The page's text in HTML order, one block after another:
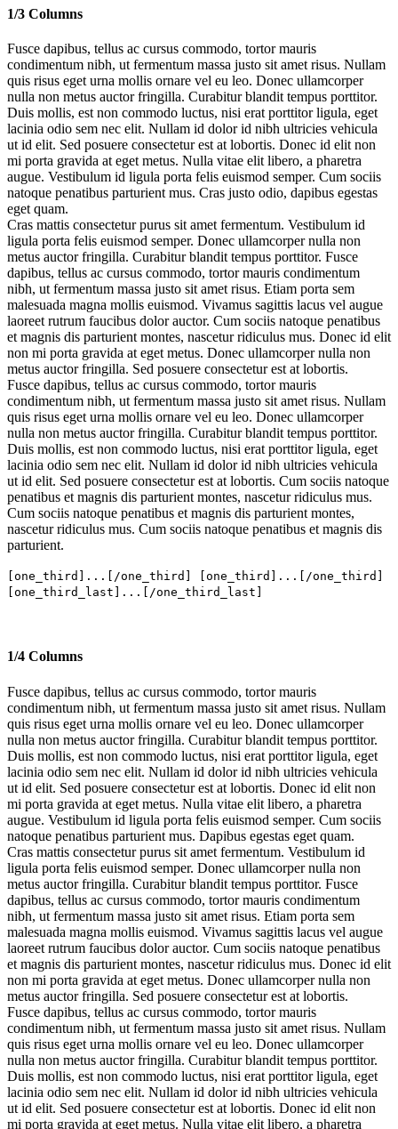
1/3 Columns
Fusce dapibus, tellus ac cursus commodo, tortor mauris
condimentum nibh, ut fermentum massa justo sit amet risus. Nullam
quis risus eget urna mollis ornare vel eu leo. Donec ullamcorper
nulla non metus auctor fringilla. Curabitur blandit tempus porttitor.
Duis mollis, est non commodo luctus, nisi erat porttitor ligula, eget
lacinia odio sem nec elit. Nullam id dolor id nibh ultricies vehicula
ut id elit. Sed posuere consectetur est at lobortis. Donec id elit non
mi porta gravida at eget metus. Nulla vitae elit libero, a pharetra
augue. Vestibulum id ligula porta felis euismod semper. Cum sociis
natoque penatibus parturient mus. Cras justo odio, dapibus egestas
eget quam.
Cras mattis consectetur purus sit amet fermentum. Vestibulum id
ligula porta felis euismod semper. Donec ullamcorper nulla non
metus auctor fringilla. Curabitur blandit tempus porttitor. Fusce
dapibus, tellus ac cursus commodo, tortor mauris condimentum
nibh, ut fermentum massa justo sit amet risus. Etiam porta sem
malesuada magna mollis euismod. Vivamus sagittis lacus vel augue
laoreet rutrum faucibus dolor auctor. Cum sociis natoque penatibus
et magnis dis parturient montes, nascetur ridiculus mus. Donec id elit
non mi porta gravida at eget metus. Donec ullamcorper nulla non
metus auctor fringilla. Sed posuere consectetur est at lobortis.
Fusce dapibus, tellus ac cursus commodo, tortor mauris
condimentum nibh, ut fermentum massa justo sit amet risus. Nullam
quis risus eget urna mollis ornare vel eu leo. Donec ullamcorper
nulla non metus auctor fringilla. Curabitur blandit tempus porttitor.
Duis mollis, est non commodo luctus, nisi erat porttitor ligula, eget
lacinia odio sem nec elit. Nullam id dolor id nibh ultricies vehicula
ut id elit. Sed posuere consectetur est at lobortis. Cum sociis natoque
penatibus et magnis dis parturient montes, nascetur ridiculus mus.
Cum sociis natoque penatibus et magnis dis parturient montes,
nascetur ridiculus mus. Cum sociis natoque penatibus et magnis dis
parturient.
[one_third]...[/one_third] [one_third]...[/one_third]
[one_third_last]...[/one_third_last]
1/4 Columns
Fusce dapibus, tellus ac cursus commodo, tortor mauris
condimentum nibh, ut fermentum massa justo sit amet risus. Nullam
quis risus eget urna mollis ornare vel eu leo. Donec ullamcorper
nulla non metus auctor fringilla. Curabitur blandit tempus porttitor.
Duis mollis, est non commodo luctus, nisi erat porttitor ligula, eget
lacinia odio sem nec elit. Nullam id dolor id nibh ultricies vehicula
ut id elit. Sed posuere consectetur est at lobortis. Donec id elit non
mi porta gravida at eget metus. Nulla vitae elit libero, a pharetra
augue. Vestibulum id ligula porta felis euismod semper. Cum sociis
natoque penatibus parturient mus. Dapibus egestas eget quam.
Cras mattis consectetur purus sit amet fermentum. Vestibulum id
ligula porta felis euismod semper. Donec ullamcorper nulla non
metus auctor fringilla. Curabitur blandit tempus porttitor. Fusce
dapibus, tellus ac cursus commodo, tortor mauris condimentum
nibh, ut fermentum massa justo sit amet risus. Etiam porta sem
malesuada magna mollis euismod. Vivamus sagittis lacus vel augue
laoreet rutrum faucibus dolor auctor. Cum sociis natoque penatibus
et magnis dis parturient montes, nascetur ridiculus mus. Donec id elit
non mi porta gravida at eget metus. Donec ullamcorper nulla non
metus auctor fringilla. Sed posuere consectetur est at lobortis.
Fusce dapibus, tellus ac cursus commodo, tortor mauris
condimentum nibh, ut fermentum massa justo sit amet risus. Nullam
quis risus eget urna mollis ornare vel eu leo. Donec ullamcorper
nulla non metus auctor fringilla. Curabitur blandit tempus porttitor.
Duis mollis, est non commodo luctus, nisi erat porttitor ligula, eget
lacinia odio sem nec elit. Nullam id dolor id nibh ultricies vehicula
ut id elit. Sed posuere consectetur est at lobortis. Donec id elit non
mi porta gravida at eget metus. Nulla vitae elit libero, a pharetra